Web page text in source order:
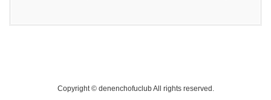
Copyright © denenchofuclub All rights reserved.